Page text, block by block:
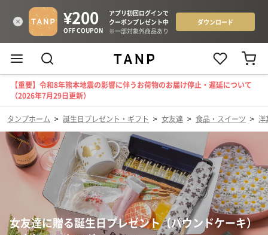
【重要】令和8年熊本地震の影響に伴うお荷物のお届け停止・遅延について
（2026年7月29日更新）
タンプホーム > 誕生日プレゼント・ギフト > 女友達 > 食品・スイーツ > 洋
女友達に贈る誕生日プレゼント（パウンドケーキ）